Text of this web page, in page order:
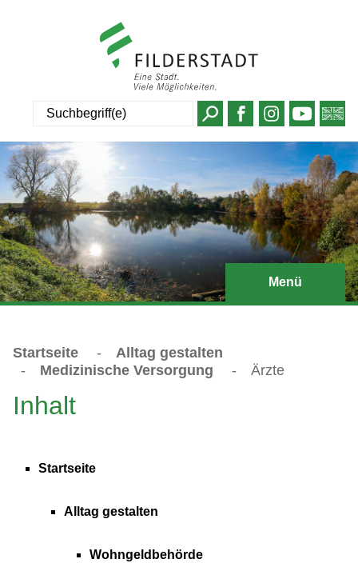
Menü
Startseite -
Alltag gestalten
-
Medizinische Versorgung - Ärzte
Inhalt
Startseite
Alltag gestalten
Wohngeldbehörde